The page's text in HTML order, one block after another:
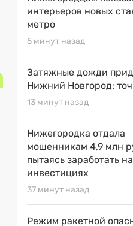
интерьеров новых
метро
5 минут назад
Затяжные дожди
Нижний Новгород:
13 минут назад
Нижегородка отдала
мошенникам 4,9 млн
пытаясь заработать на
инвестициях
37 минут назад
Режим ракетной